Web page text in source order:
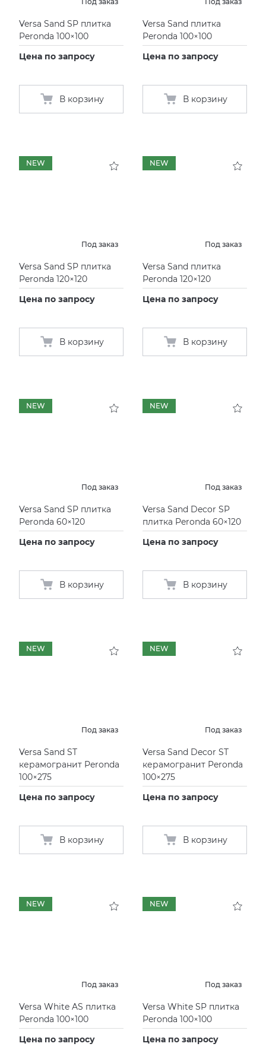
Versa Sand SP плитка
Peronda 100×100
Цена по запросу
В корзину
Versa Sand плитка
Peronda 100×100
Цена по запросу
В корзину
NEW
Под заказ
Versa Sand SP плитка
Peronda 120×120
Цена по запросу
В корзину
NEW
Под заказ
Versa Sand плитка
Peronda 120×120
Цена по запросу
В корзину
NEW
Под заказ
Versa Sand SP плитка
Peronda 60×120
Цена по запросу
В корзину
NEW
Под заказ
Versa Sand Decor SP
плитка Peronda 60×120
Цена по запросу
В корзину
NEW
Под заказ
Versa Sand ST
керамогранит Peronda
100×275
Цена по запросу
В корзину
NEW
Под заказ
Versa Sand Decor ST
керамогранит Peronda
100×275
Цена по запросу
В корзину
NEW
Под заказ
Versa White AS плитка
Peronda 100×100
Цена по запросу
NEW
Под заказ
Versa White SP плитка
Peronda 100×100
Цена по запросу